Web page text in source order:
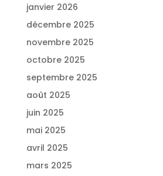
janvier 2026
décembre 2025
novembre 2025
octobre 2025
septembre 2025
août 2025
juin 2025
mai 2025
avril 2025
mars 2025